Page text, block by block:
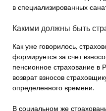
в специализированных
Какими должны быть
Как уже говорилось,
формируется за счет
пенсионное страхование в
возврат взносов
определенного времени.
В социальном же